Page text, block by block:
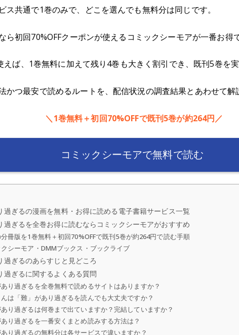
ス共通で1巻のみで、どこを選んでも無料分は同じです。
ら初回70%OFFクーポンが使えるコミックシーモアが一番お得で
えば、1巻無料に加えて残り4巻も大きく割引でき、既刊5巻を
かつ最安で読めるルートを、配信状況の調査結果とあわせて解
＼1巻無料＋初回70%OFFで既刊5巻が約264円／
コミックシーモアで無料で読む
過ぎるの漫画を無料・お得に読める電子書籍サービス一覧
過ぎるを全巻お得に読むならコミックシーモアがおすすめ
冊版を1巻無料＋初回70%OFFで既刊5巻が約264円で読む手順
シーモア・DMMブックス・ブックライブ
ぎるのあらすじと見どころ
過ぎるに関するよくある質問
り過ぎるを全巻無料で読めるサイトはありますか？
は「難」があり過ぎるを読んでも大丈夫ですか？
り過ぎるは何巻まで出ていますか？完結していますか？
り過ぎるを一番安くまとめ読みする方法は？
り過ぎるの無料分は各サービスで違いますか？